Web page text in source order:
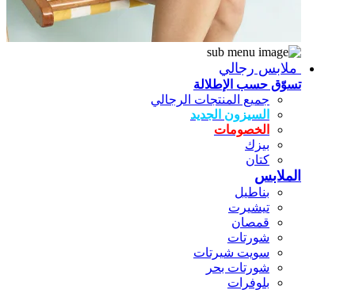
ملابس رجالي
تسوّق حسب الإطلالة
جميع المنتجات الرجالي
السيزون الجديد
الخصومات
بيزك
كتان
الملابس
بناطيل
تيشيرت
قمصان
شورتات
سويت شيرتات
شورتات بحر
بلوفرات